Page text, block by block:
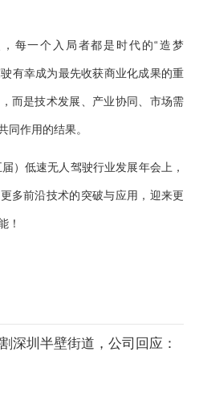
每一个入局者都是时代的“造梦
有幸成为最先收获商业化成果的重
而是技术发展、产业协同、市场需
同作用的结果。
）低速无人驾驶行业发展年会上，
多前沿技术的突破与应用，迎来更
！
深圳半壁街道，公司回应：